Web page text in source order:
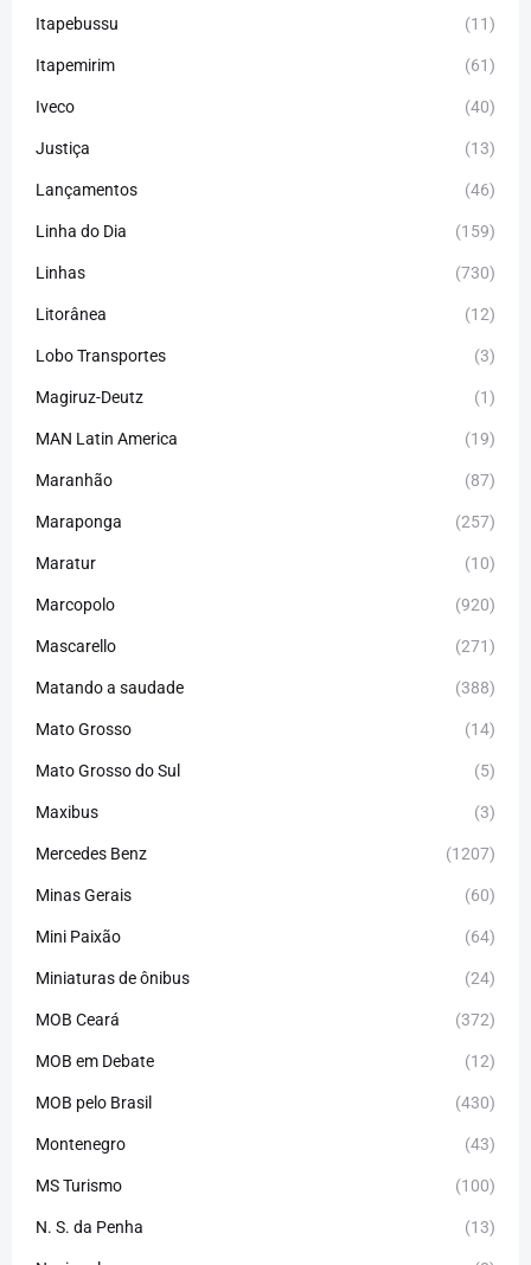
Itapebussu (11)
Itapemirim (61)
Iveco (40)
Justiça (13)
Lançamentos (46)
Linha do Dia (159)
Linhas (730)
Litorânea (12)
Lobo Transportes (3)
Magiruz-Deutz (1)
MAN Latin America (19)
Maranhão (87)
Maraponga (257)
Maratur (10)
Marcopolo (920)
Mascarello (271)
Matando a saudade (388)
Mato Grosso (14)
Mato Grosso do Sul (5)
Maxibus (3)
Mercedes Benz (1207)
Minas Gerais (60)
Mini Paixão (64)
Miniaturas de ônibus (24)
MOB Ceará (372)
MOB em Debate (12)
MOB pelo Brasil (430)
Montenegro (43)
MS Turismo (100)
N. S. da Penha (13)